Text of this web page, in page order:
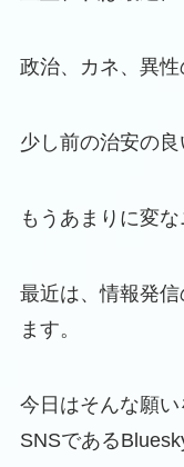
政治、カネ、異
少し前の治安の良
もうあまりに変
最近は、情報発
ます。
今日はそんな願
SNSである